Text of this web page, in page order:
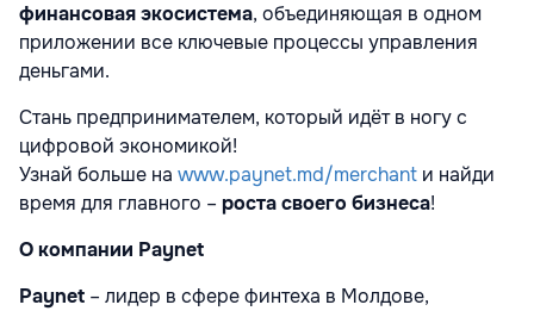
финансовая экосистема, объединяющая в одном
приложении все ключевые процессы управления
деньгами.
Стань предпринимателем, который идёт в ногу с
цифровой экономикой!
Узнай больше на www.paynet.md/merchant и найди
время для главного – роста своего бизнеса!
О компании Paynet
Paynet – лидер в сфере финтеха в Молдове,